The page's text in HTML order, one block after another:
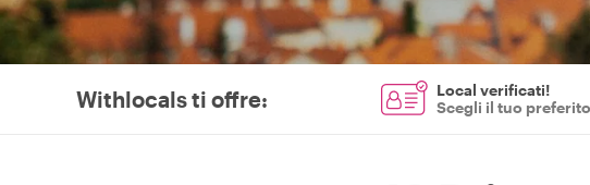
Withlocals ti offre:
Local verificati!
Scegli il tuo preferito